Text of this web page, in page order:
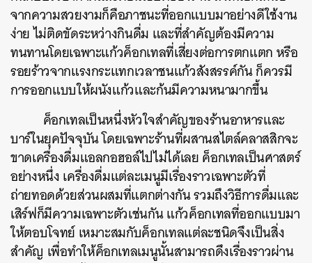
จากความสวยงามก็คือภาชนะที่ออกแบบมาอย่างดีใช้งาน
ง่ายไม่ติดขัดระหว่างกินดื่ม และที่สำคัญต้องมีความ
ทนทานโดยเฉพาะแก้วค็อกเทลที่เสี่ยงต่อการตกแตกหรือ
รอยร้าวจากแรงกระแทกเวลาชนแก้วสังสรรค์กันก็ควรมี
การออกแบบให้ผนังแก้วและก้นมีความหนามากขึ้น
ค็อกเทลเป็นหนึ่งหัวใจสำคัญของร้านอาหารและ
บาร์ในยุคปัจจุบันโดยเฉพาะร้านที่ผสานสไตล์คลาสสิกจะ
ขาดเครื่องดื่มแอลกอฮอล์ไปไม่ได้เลยค็อกเทลเป็นศาสตร์
อย่างหนึ่งเครื่องดื่มแต่ละเมนูมีเรื่องราวเฉพาะตัวที่
ถ่ายทอดด้วยส่วนผสมที่แตกต่างกันรวมถึงวิธีการดื่มและ
เสิร์ฟก็มีความเฉพาะตัวเช่นกันแก้วค็อกเทลที่ออกแบบมา
ให้ตอบโจทย์เหมาะสมกับค็อกเทลแต่ละชนิดจึงเป็นสิ่ง
สำคัญ เพื่อทำให้ค็อกเทลเมนูนั้นสามารถดึงเรื่องราวผ่าน